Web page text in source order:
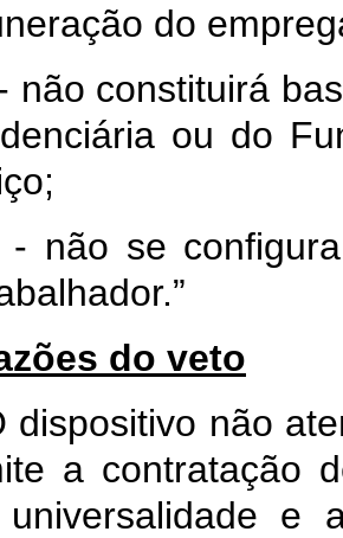
do
não constituirá
ou do
- não se
do veto
dispositivo não
a contratação
e